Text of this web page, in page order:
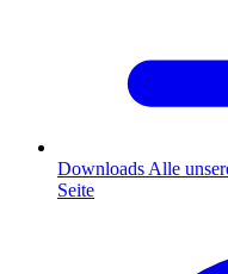
Downloads Alle
Seite